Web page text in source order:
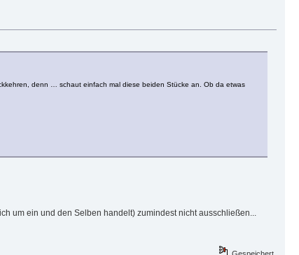
denn … schaut einfach mal diese beiden Stücke an. Ob da etwas
um ein und den Selben handelt) zumindest nicht ausschließen...